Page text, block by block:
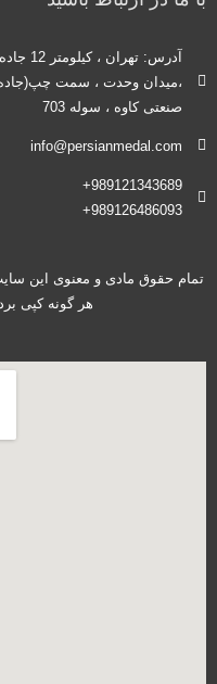
آدرس:
،میدان وحدت ، سمت
صنعتی کاوه ، سوله 703
info@persianmedal.com
989121343689+
989126486093+
تمام حقوق مادی و معنوی این
هر گونه کپی